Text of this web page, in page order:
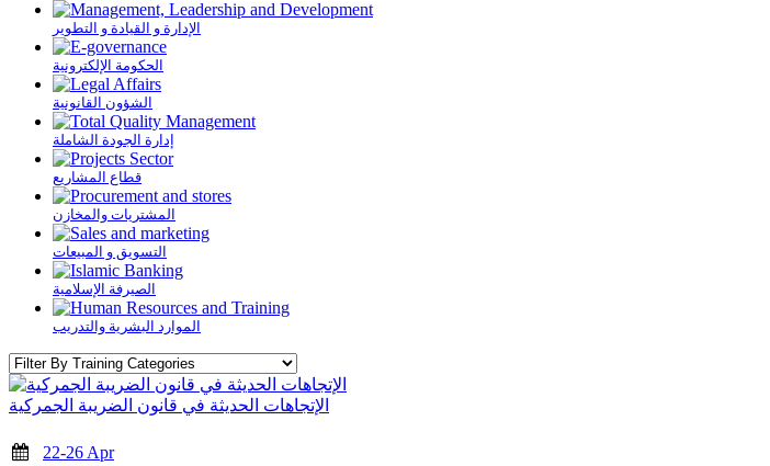
الإدارة و القيادة و التطوير
الحكومة الإلكترونية
الشؤون القانونية
إدارة الجودة الشاملة
قطاع المشاريع
المشتريات والمخازن
التسويق و المبيعات
الصيرفة الإسلامية
الموارد البشرية والتدريب
الإتجاهات الحديثة في قانون الضريبة الجمركية
22-26 Apr